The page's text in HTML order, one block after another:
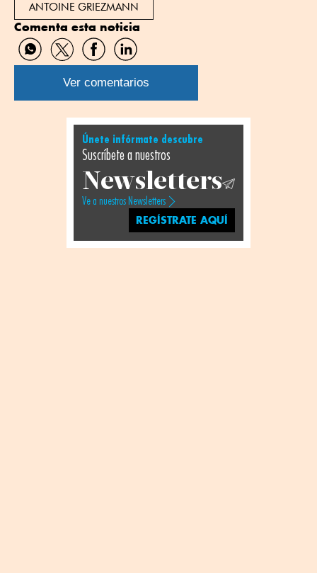
ANTOINE GRIEZMANN
Comenta esta noticia
Compartir
por
WhatsApp
Compartir
por
Twitter
Compartir
por
Facebook
Compartir
por
Linkedin
Ver comentarios
Únete infórmate descubre
Suscríbete a nuestros
Newsletters
Ve a nuestros Newsletters
REGÍSTRATE AQUÍ